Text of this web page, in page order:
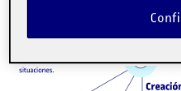
LinkedInEmail